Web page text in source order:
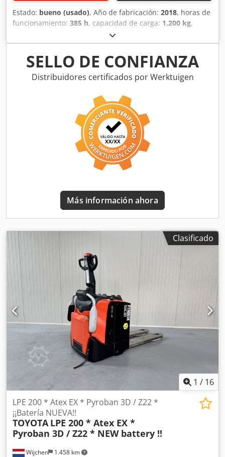
Estado: bueno (usado), Año de fabricación: 2018, horas de
funcionamiento: 385 h, capacidad de carga: 1.200 kg,
1.350 mm, tipo de combustible:
eléctrico, tipo de mástil:Simplex, altura de construcción:
1.850 mm, Fabricante + modelo: TOYOTA SWE 120 S * EX *
Miretti 3D / Zona 22 * Mástil: 1F1350 ID: 26031.0053 Cat.:
Demo Mástil: 1F1350 Altura bajada: 1830 mm Chedpfx
1200 kg Año: 2018 Horas: 385 Capacidad: 24V / 300Ah
Opciones: * EX * MIRETTI - E8904 Sistema / Certificado =
ATEX 00032 Grupo de gas = IIIB Clase de temperatura =
135°C ( = T4) Tipo = Cat 3D (permitido en ZONA 22) Versión
de ancho de vía * EX * – con horquillas autoportantes y
ajustables - APTO para todo tipo de palets - Ancho entre
patas de soporte = 1220 mm !!
SELLO DE CONFIANZA
Distribuidores certificados por Werktuigen
Más información ahora
Clasificado
1 / 16
Wijchen 1.458 km
LPE 200 * Atex EX * Pyroban 3D / Z22 *
¡¡Batería NUEVA!!
TOYOTA LPE 200 * Atex EX *
Pyroban 3D / Z22 * NEW battery !!